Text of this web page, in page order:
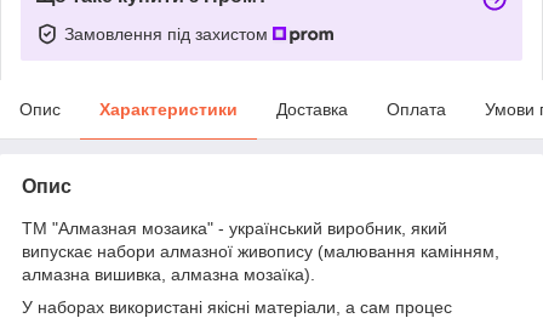
Замовлення під захистом
Опис Характеристики Доставка Оплата Умови
Опис
ТМ "Алмазная мозаика" - український виробник, який
випускає набори алмазної живопису (малювання камінням,
алмазна вишивка, алмазна мозаїка).
У наборах використані якісні матеріали, а сам процес